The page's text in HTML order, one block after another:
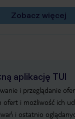
Zobacz więcej
aplikację TUI
i przeglądanie
ofert i możliwość ich
i ostatnio